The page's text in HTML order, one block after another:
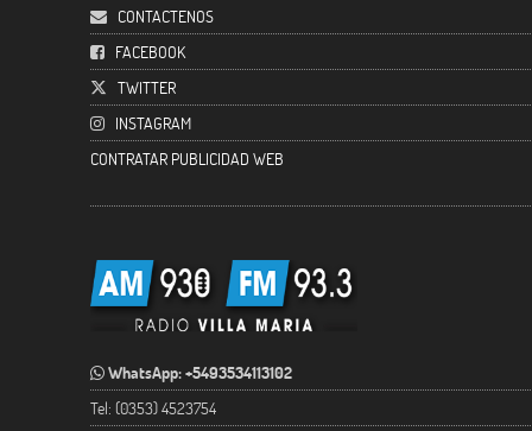
CONTACTENOS
FACEBOOK
TWITTER
INSTAGRAM
CONTRATAR PUBLICIDAD WEB
WhatsApp: +5493534113102
Tel: (0353) 4523754